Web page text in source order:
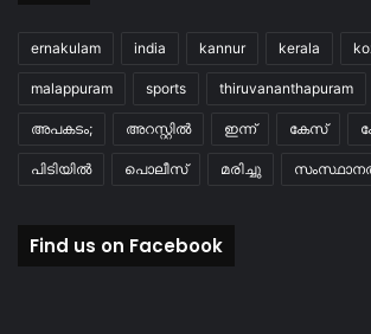
ernakulam india kannur kerala
malappuram sports thiruvananthapuram
അപകടം; അറസ്റ്റിൽ ഇന്ന് കേസ്
പിടിയിൽ പൊലീസ് മരിച്ചു
Find us on Facebook